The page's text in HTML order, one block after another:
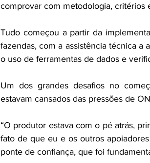
comprovar com metodologia, critérios
Tudo começou a partir da
fazendas, com a assistência técnica a
o uso de ferramentas de dados e
Um dos grandes desafios no
estavam cansados das pressões de
“O produtor estava com o pé atrás,
fato de que eu e os outros
ponte de confiança, que foi